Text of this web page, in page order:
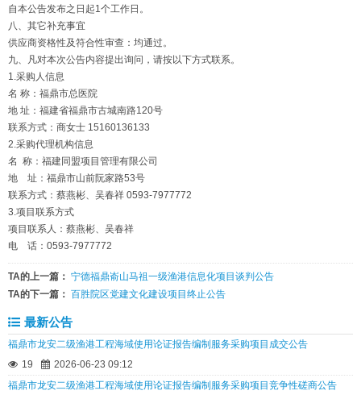
自本公告发布之日起1个工作日。
八、其它补充事宜
供应商资格性及符合性审查：均通过。
九、凡对本次公告内容提出询问，请按以下方式联系。
1.采购人信息
名 称：福鼎市总医院
地 址：福建省福鼎市古城南路120号
联系方式：商女士 15160136133
2.采购代理机构信息
名 称：福建同盟项目管理有限公司
地 址：福鼎市山前阮家路53号
联系方式：蔡燕彬、吴春祥 0593-7977772
3.项目联系方式
项目联系人：蔡燕彬、吴春祥
电 话：0593-7977772
TA的上一篇： 宁德福鼎嵛山马祖一级渔港信息化项目谈判公告
TA的下一篇： 百胜院区党建文化建设项目终止公告
最新公告
福鼎市龙安二级渔港工程海域使用论证报告编制服务采购项目成交公告
19
2026-06-23 09:12
福鼎市龙安二级渔港工程海域使用论证报告编制服务采购项目竞争性磋商公告